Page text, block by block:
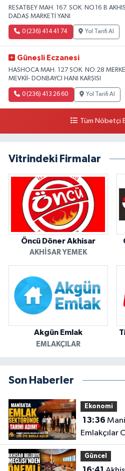
RESATBEY MAH. 167. SOK. NO.16 B
DADAŞ MARKETİ YANI
0 (236) 414 41 74 Yol Tarifi Al
Güneşli Eczanesi
HASHOCA MAH. 127 SOK. NO:28
MEVKİİ- DONBAYCI HANI KARŞISI
0 (236) 413 26 60 Yol Tarifi Al
Tüm Nöbetçi
Vitrindeki Firmalar
Öncü Döner Akhisar
AKHISAR YEMEK
Akgün Emlak
EMLAKÇILAR
Son Haberler
Ekonomi
13:36
Emlakçılar
aşıldı
Güncel